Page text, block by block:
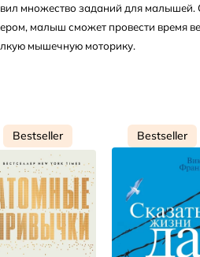
множество заданий для малышей.
малыш сможет провести время
мышечную моторику.
Bestseller Bestseller